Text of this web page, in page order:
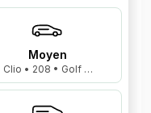
Moyen
Clio • 208 • Golf …